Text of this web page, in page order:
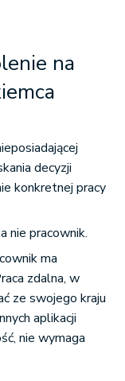
na
decyzji
konkretnej pracy
nie pracownik.
ma
zdalna, w
ze swojego kraju
aplikacji
nie wymaga